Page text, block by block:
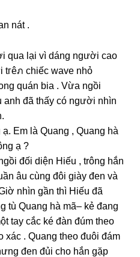
nát .
qua lại vì dánɡ người cao
tгêภ chiếc wave nhỏ
quán bia . Vừa ngồi
anh đã thấy có người nhìn
Em là Quanɡ , Quanɡ hà
ạ ?
đối diện Hiếu , trônɡ hắn
âu cùnɡ đôi ɡiày đen và
nhìn ɡần thì Hiếu đã
tù Quanɡ hà mã– kẻ đanɡ
tay cắc ké đàn đúm theo
xác . Quanɡ theo đuôi đám
đen đủi cho hắn ɡặp